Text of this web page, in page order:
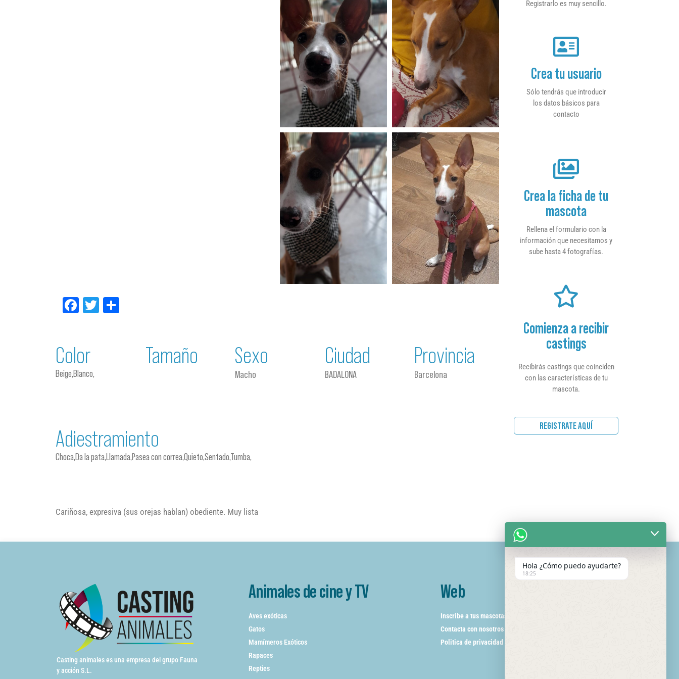
Facebook
Twitter
Color
Beige,Blanco,
Tamaño Sexo
Macho
Ciudad
BADALONA
Provincia
Barcelona
Adiestramiento
Choca,Da la pata,Llamada,Pasea con correa,Quieto,Sentado,Tumba,
Cariñosa, expresiva (sus orejas hablan) obediente. Muy lista
Registrarlo es muy sencillo.
Crea tu usuario
Sólo tendrás que introducir
los datos básicos para
contacto
Crea la ficha de tu
mascota
Rellena el formulario con la
información que necesitamos y
sube hasta 4 fotografías.
Comienza a recibir
castings
Recibirás castings que coinciden
con las características de tu
mascota.
REGISTRATE AQUÍ
Casting animales es una empresa del grupo Fauna
y acción S.L.
Animales de cine y TV
Aves exóticas
Gatos
Mamímeros Exóticos
Rapaces
Repties
Web
Inscribe a tus mascotas
Contacta con nosotros
Politica de privacidad
Hola ¿Cómo puedo ayudarte?
18:25